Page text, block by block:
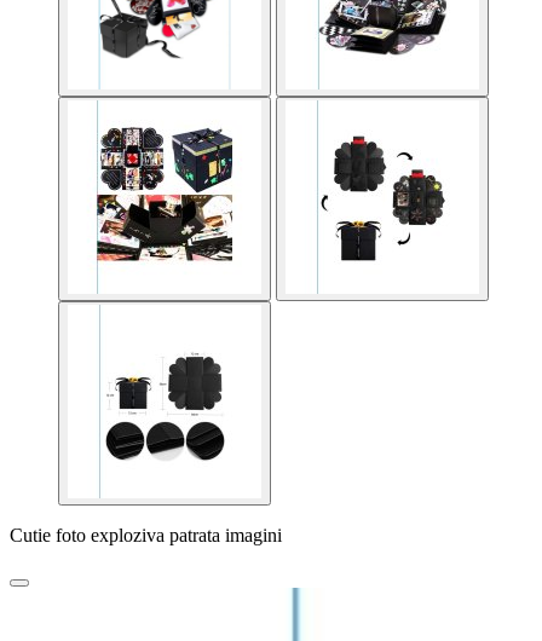
Cutie foto exploziva patrata imagini